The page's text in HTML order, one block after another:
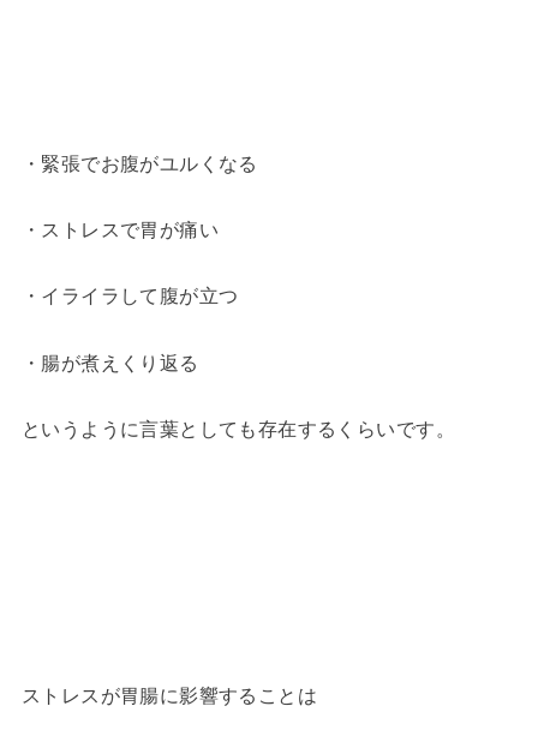
・緊張でお腹がユルくなる
・ストレスで胃が痛い
・イライラして腹が立つ
・腸が煮えくり返る
というように言葉としても存在するくらいです。
ストレスが胃腸に影響することは